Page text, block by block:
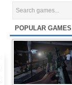
POPULAR GAMES